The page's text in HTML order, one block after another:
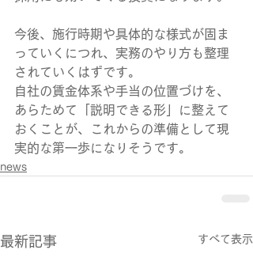
今後、施行時期や具体的な様式が固ま
っていくにつれ、実務のやり方も整理
されていくはずです。
自社の賃金体系や手当の位置づけを、
あらためて「説明できる形」に整えて
おくことが、これからの準備として現
実的な第一歩になりそうです。
news
最新記事 すべて表示